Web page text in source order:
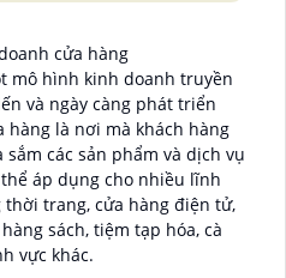
cửa hàng
mô hình kinh doanh truyền
và ngày càng phát triển
là nơi mà khách hàng
các sản phẩm và dịch vụ
áp dụng cho nhiều lĩnh
trang, cửa hàng điện tử,
sách, tiệm tạp hóa, cà
vực khác.